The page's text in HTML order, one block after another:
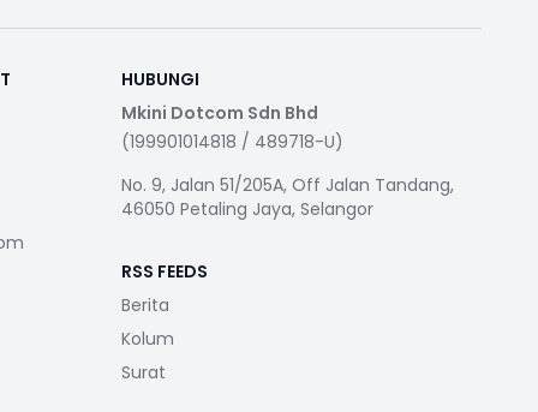
HUBUNGI
Mkini Dotcom Sdn Bhd
(199901014818 / 489718-U)
No. 9, Jalan 51/205A, Off Jalan Tandang,
46050 Petaling Jaya, Selangor
RSS FEEDS
Berita
Kolum
Surat